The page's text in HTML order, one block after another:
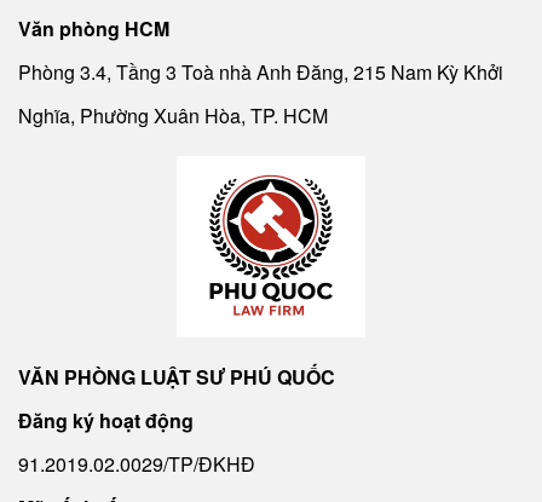
Văn phòng HCM
Phòng 3.4, Tầng 3 Toà nhà Anh Đăng, 215 Nam Kỳ Khởi
Nghĩa, Phường Xuân Hòa, TP. HCM
VĂN PHÒNG LUẬT SƯ PHÚ QUỐC
Đăng ký hoạt động
91.2019.02.0029/TP/ĐKHĐ